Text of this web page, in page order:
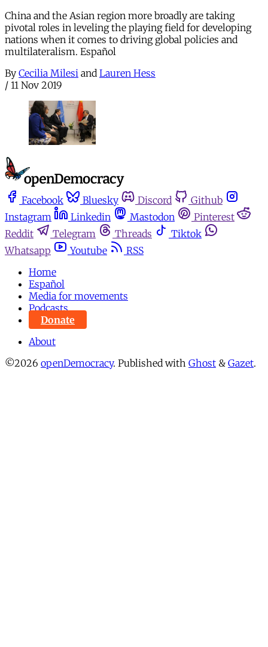
China and the Asian region more broadly are taking
pivotal roles in leveling the playing field for developing
nations when it comes to driving global policies and
multilateralism. Español
By Cecilia Milesi and Lauren Hess
/ 11 Nov 2019
Facebook Bluesky Discord
Github
Instagram
Linkedin Mastodon
Pinterest
Reddit
Telegram Threads
Tiktok
Whatsapp
Youtube
RSS
Home
Español
Media for movements
Podcasts
Donate
About
©2026 openDemocracy. Published with Ghost & Gazet.